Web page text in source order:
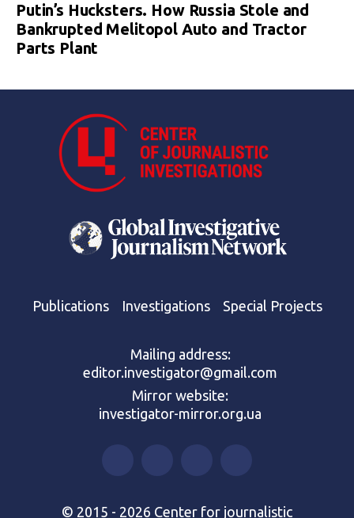
Putin’s Hucksters. How Russia Stole and
Bankrupted Melitopol Auto and Tractor
Parts Plant
Publications Investigations Special Projects
Mailing address:
editor.investigator@gmail.com
Mirror website:
investigator-mirror.org.ua
© 2015 - 2026 Center for journalistic